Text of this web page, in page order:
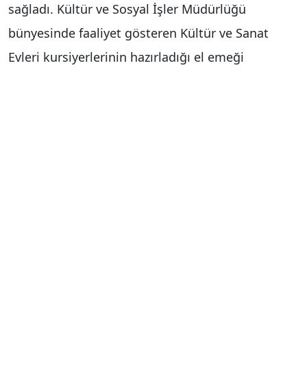
sağladı. Kültür ve Sosyal İşler Müdürlüğü
bünyesinde faaliyet gösteren Kültür ve Sanat
Evleri kursiyerlerinin hazırladığı el emeği